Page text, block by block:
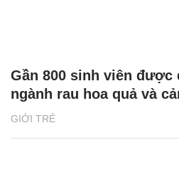
GIỚI TRẺ
Gần 800 sinh viên được
ngành rau hoa quả và